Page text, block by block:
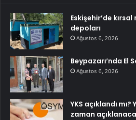
Eskişehir’de
depoları
Ağustos 6, 2026
Beypazarı’nda El
Ağustos 6, 2026
YKS açıklandı mı?
zaman